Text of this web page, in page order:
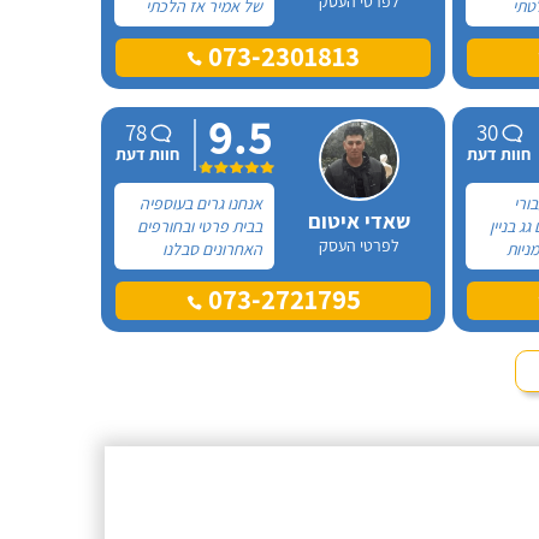
כללי
את
רב
זה
בחום
של אמיר אז הלכתי
על זה בכל הכוח!
הזמנתי אותו לצורך
תיקוני איטום בגג
073-2301813
30
חוות דעת
בניין
נתן לי
כל
האחרים
שאדי איטום
לפרטי העסק
9.5
78
חוות דעת
אנחנו גרים בעוספיה
בבית פרטי ובחורפים
האחרונים סבלנו
מרטיבות חמורה
ומנזילות של מי גשמים
לתוך הבית והקירות.073-2721795
חוות דעת
קבלן